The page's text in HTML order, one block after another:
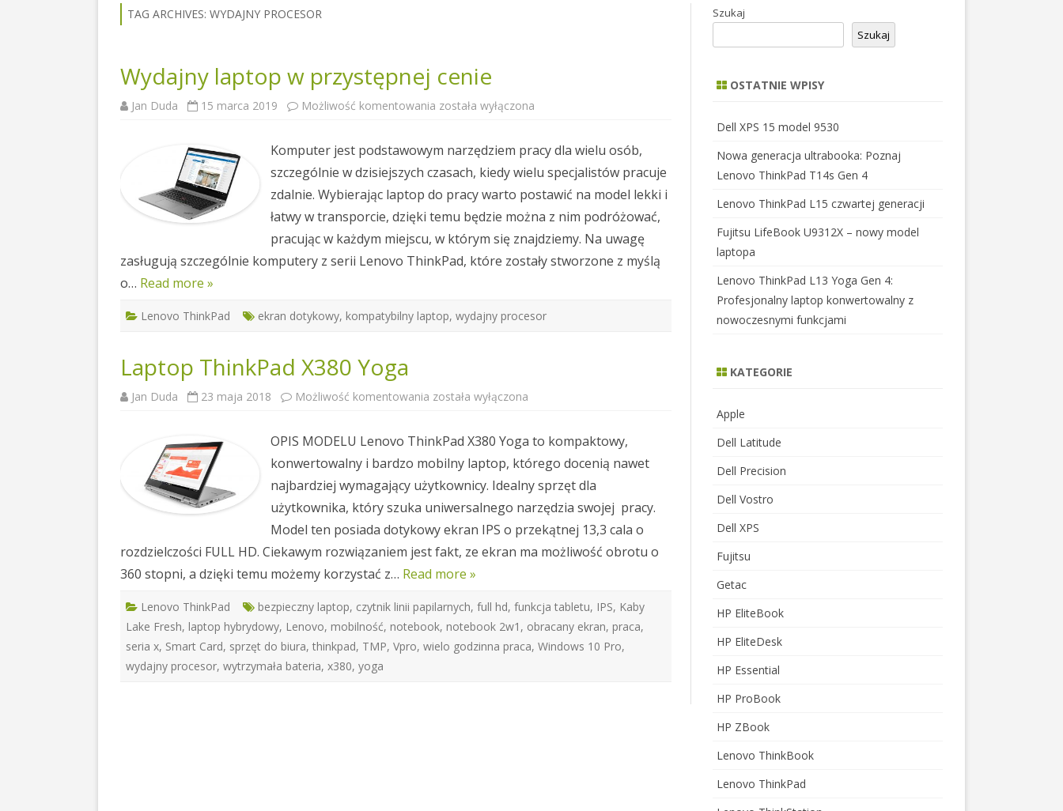
TAG ARCHIVES: WYDAJNY PROCESOR
Wydajny laptop w przystępnej cenie
Jan Duda 15 marca 2019 Możliwość komentowania Wydajny
cenie
została wyłączona
Komputer jest podstawowym narzędziem pracy dla wielu osób,
szczególnie w dzisiejszych czasach, kiedy wielu specjalistów pracuje
zdalnie. Wybierając laptop do pracy warto postawić na model lekki i
łatwy w transporcie, dzięki temu będzie można z nim podróżować,
pracując w każdym miejscu, w którym się znajdziemy. Na uwagę
zasługują szczególnie komputery z serii Lenovo ThinkPad, które zostały stworzone z myślą
o… Read more »
Lenovo ThinkPad ekran dotykowy, kompatybilny laptop, wydajny procesor
Laptop ThinkPad X380 Yoga
Jan Duda 23 maja 2018 Możliwość komentowania Laptop
została wyłączona
OPIS MODELU Lenovo ThinkPad X380 Yoga to kompaktowy,
konwertowalny i bardzo mobilny laptop, którego docenią nawet
najbardziej wymagający użytkownicy. Idealny sprzęt dla
użytkownika, który szuka uniwersalnego narzędzia swojej pracy.
Model ten posiada dotykowy ekran IPS o przekątnej 13,3 cala o
rozdzielczości FULL HD. Ciekawym rozwiązaniem jest fakt, ze ekran ma możliwość obrotu o
360 stopni, a dzięki temu możemy korzystać z… Read more »
Lenovo ThinkPad bezpieczny laptop, czytnik linii papilarnych, full hd, funkcja tabletu, IPS, Kaby
Lake Fresh, laptop hybrydowy, Lenovo, mobilność, notebook, notebook 2w1 , obracany ekran, praca,
seria x, Smart Card, sprzęt do biura, thinkpad, TMP, Vpro, wielo godzinna praca, Windows 10 Pro,
wydajny procesor, wytrzymała bateria, x380, yoga
Szukaj
Szukaj
OSTATNIE WPISY
Dell XPS 15 model 9530
Nowa generacja ultrabooka: Poznaj
Lenovo ThinkPad T14s Gen 4
Lenovo ThinkPad L15 czwartej generacji
Fujitsu LifeBook U9312X – nowy model
laptopa
Lenovo ThinkPad L13 Yoga Gen 4:
Profesjonalny laptop konwertowalny z
nowoczesnymi funkcjami
KATEGORIE
Apple
Dell Latitude
Dell Precision
Dell Vostro
Dell XPS
Fujitsu
Getac
HP EliteBook
HP EliteDesk
HP Essential
HP ProBook
HP ZBook
Lenovo ThinkBook
Lenovo ThinkPad